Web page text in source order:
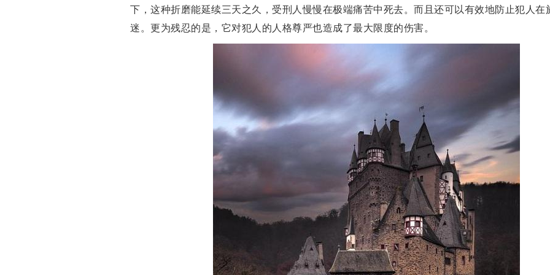
下，这种折磨能延续三天之久，受刑人慢慢在极端痛苦中死去。而且还可以有效地防止犯人在
迷。更为残忍的是，它对犯人的人格尊严也造成了最大限度的伤害。